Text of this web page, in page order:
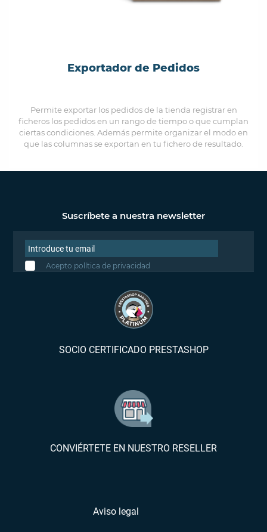
Exportador de Pedidos
Permite exportar los pedidos de la tienda registrar en
ficheros los pedidos en un rango de tiempo o que cumplan
ciertas condiciones. Además permite organizar el modo en
que las columnas se exportan en tu fichero de resultado.
Suscríbete a nuestra newsletter
Acepto política de privacidad
SOCIO CERTIFICADO PRESTASHOP
CONVIÉRTETE EN NUESTRO RESELLER
Aviso legal